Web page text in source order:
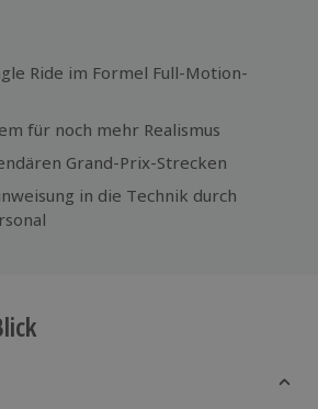
Erlebnisse einlösbar.
Ride im Formel Full-Motion-
für noch mehr Realismus
Grand-Prix-Strecken
in die Technik durch